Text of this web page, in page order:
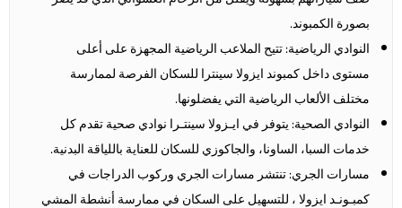
بصورة الكمبوند.
النوادي الرياضية: تتيح الملاعب الرياضية المجهزة على أعلى
مستوى داخل كمبوند ايزولا سينترا للسكان الفرصة لممارسة
مختلف الألعاب الرياضية التي يفضلونها.
النوادي الصحية: يتوفر في ايـزولا سينتـرا نوادي صحية تقدم كل
خدمات السبا، الساونا، والجاكوزي للسكان للعناية باللياقة البدنية.
مسارات الجري: تنتشر مسارات الجري وركوب الدراجات في
كمبـونـد ايزولا ، للتسهيل على السكان في ممارسة أنشطة المشي